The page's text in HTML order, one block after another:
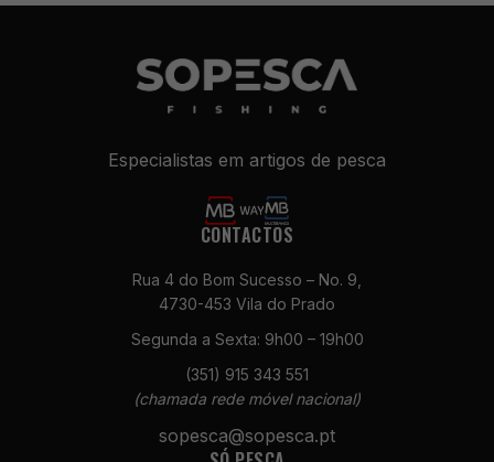
Especialistas em artigos de pesca
CONTACTOS
Rua 4 do Bom Sucesso – No. 9,
4730-453 Vila do Prado
Segunda a Sexta: 9h00 – 19h00
(351) 915 343 551
(chamada rede móvel nacional)
sopesca@sopesca.pt
não são
opcionais. São
necessários
funcionamento
do site.
Estatísticas
Para que
possamos
melhorar a
funcionalidade
do site, com
base na forma
como é
utilizado.